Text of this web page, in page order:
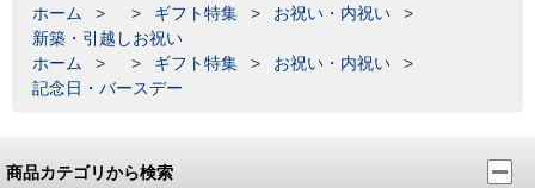
ホーム
> > ギフト特集 > お祝い・内祝い
>
新築・引越しお祝い
ホーム
> > ギフト特集 > お祝い・内祝い
>
記念日・バースデー
商品カテゴリから検索